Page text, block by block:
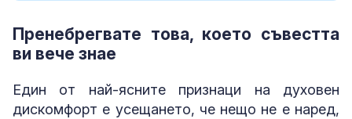
Пренебрегвате това, което съвестта
ви вече знае
Един от най-ясните признаци на духовен
дискомфорт е усещането, че нещо не е наред,